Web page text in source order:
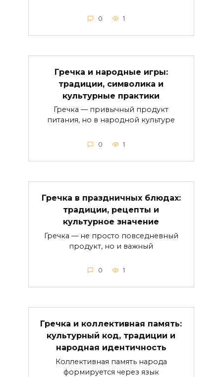
0 1
Гречка и народные игры:
традиции, символика и
культурные практики
Гречка — привычный продукт
питания, но в народной культуре
0 1
Гречка в праздничных блюдах:
традиции, рецепты и
культурное значение
Гречка — не просто повседневный
продукт, но и важный
0 1
Гречка и коллективная память:
культурный код, традиции и
народная идентичность
Коллективная память народа
формируется через язык